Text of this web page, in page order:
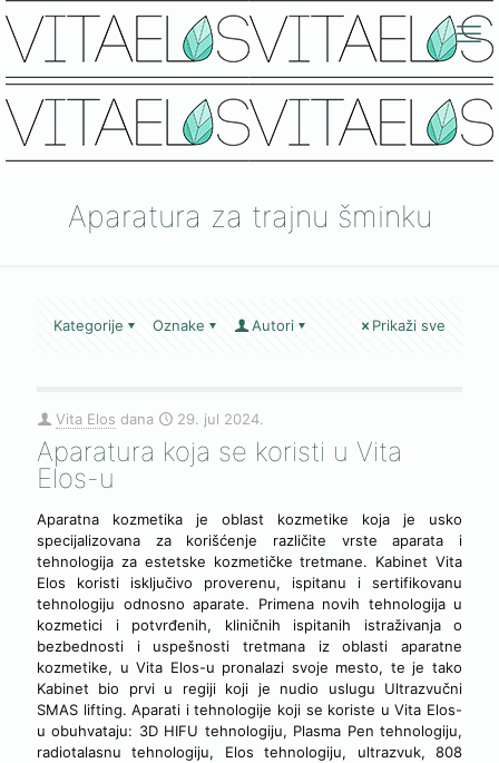
Aparatura za trajnu šminku
Kategorije Oznake Autori Prikaži sve
Vita Elos dana 29. jul 2024.
Aparatura koja se koristi u Vita
Elos-u
Aparatna kozmetika je oblast kozmetike koja je usko
specijalizovana za korišćenje različite vrste aparata i
tehnologija za estetske kozmetičke tretmane. Kabinet Vita
Elos koristi isključivo proverenu, ispitanu i sertifikovanu
tehnologiju odnosno aparate. Primena novih tehnologija u
kozmetici i potvrđenih, kliničnih ispitanih istraživanja o
bezbednosti i uspešnosti tretmana iz oblasti aparatne
kozmetike, u Vita Elos-u pronalazi svoje mesto, te je tako
Kabinet bio prvi u regiji koji je nudio uslugu Ultrazvučni
SMAS lifting. Aparati i tehnologije koji se koriste u Vita Elos-
u obuhvataju: 3D HIFU tehnologiju, Plasma Pen tehnologiju,
radiotalasnu tehnologiju, Elos tehnologiju, ultrazvuk, 808